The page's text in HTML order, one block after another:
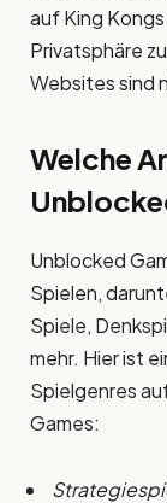
auf King
Privatsphäre
Websites sind
Welche
Unblocked
Spielen,
Spiele,
mehr. Hier ist
Spielgenres
Games: